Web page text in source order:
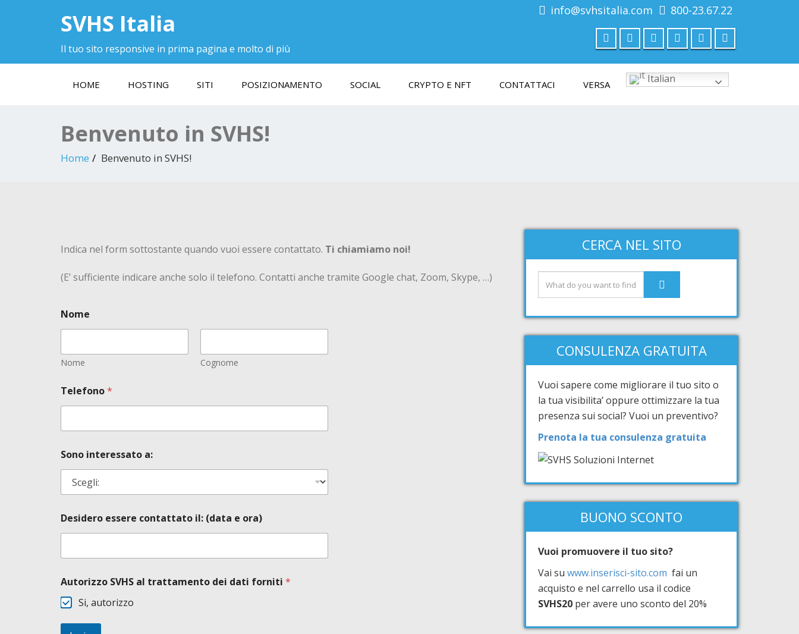
SVHS Italia
Il tuo sito responsive in prima pagina e molto di più
info@svhsitalia.com 800-23.67.22
HOME HOSTING SITI POSIZIONAMENTO SOCIAL CRYPTO E NFT CONTATTACI VERSA Italian
Benvenuto in SVHS!
Home Benvenuto in SVHS!
Indica nel form sottostante quando vuoi essere contattato. Ti chiamiamo noi!
(E’ sufficiente indicare anche solo il telefono. Contatti anche tramite Google chat, Zoom, Skype, …)
Nome
Nome Cognome
Telefono*
Sono interessato a:
Desidero essere contattato il: (data e ora)
Autorizzo SVHS al trattamento dei dati forniti *
Si, autorizzo
CERCA NEL SITO
CONSULENZA GRATUITA
Vuoi sapere come migliorare il tuo sito o
la tua visibilita’ oppure ottimizzare la tua
presenza sui social? Vuoi un preventivo?
Prenota la tua consulenza gratuita
BUONO SCONTO
Vuoi promuovere il tuo sito?
Vai su www.inserisci-sito.com fai un
acquisto e nel carrello usa il codice
SVHS20 per avere uno sconto del 20%